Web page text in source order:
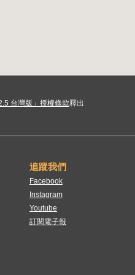
台灣版」授權條款釋出
追蹤我們
Facebook
Instagram
Youtube
訂閱電子報